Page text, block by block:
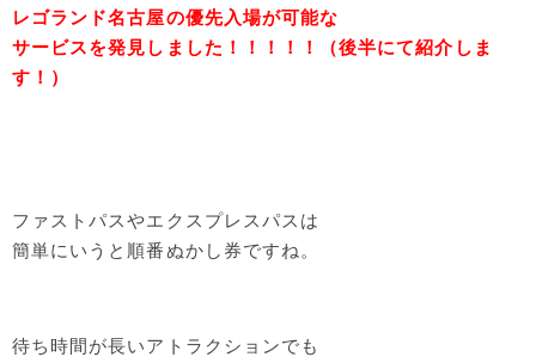
レゴランド名古屋の優先入場が可能な
サービスを発見しました！！！！！（後半にて紹介しま
す！）
ファストパスやエクスプレスパスは
簡単にいうと順番ぬかし券ですね。
待ち時間が長いアトラクションでも